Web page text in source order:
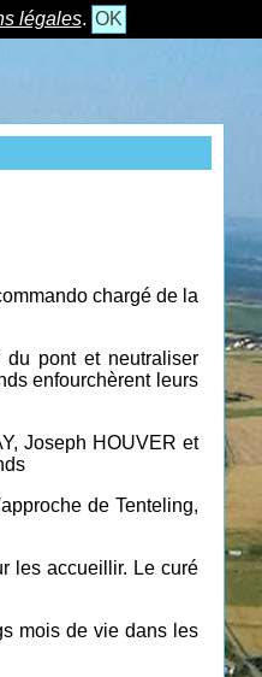
légales. OK
chargé de la
du pont et neutraliser
enfourchèrent leurs
Joseph HOUVER et
de Tenteling,
les accueillir. Le curé
mois de vie dans les